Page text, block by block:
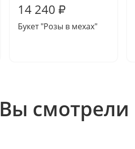
14 240 ₽
Букет "Розы в мехах"
Вы смотрели